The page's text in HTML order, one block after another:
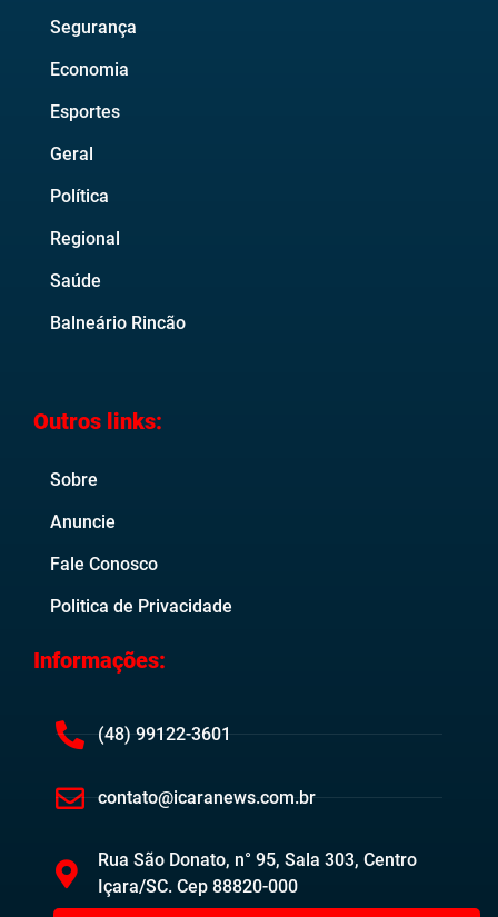
Segurança
Economia
Esportes
Geral
Política
Regional
Saúde
Balneário Rincão
Outros links:
Sobre
Anuncie
Fale Conosco
Politica de Privacidade
Informações:
(48) 99122-3601
contato@icaranews.com.br
Rua São Donato, n° 95, Sala 303, Centro
Içara/SC. Cep 88820-000